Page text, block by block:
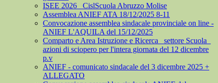
ISEE 2026_ CislScuola Abruzzo Molise
Assemblea ANIEF ATA 18/12/2025 8-11
Convocazione assemblea sindacale provinciale on line -
ANIEF L'AQUILA del 15/12/2025
Comparto e Area Istruzione e Ricerca_ settore Scuola_
azioni di sciopero per l'intera giornata del 12 dicembre
p.v
ANIEF - comunicato sindacale del 3 dicembre 2025 +
ALLEGATO